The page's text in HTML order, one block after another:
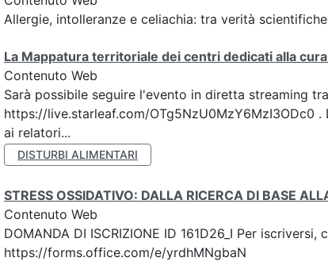
Allergie, intolleranze e celiachia: tra verità
La Mappatura territoriale dei centri dedicati alla
Contenuto Web
Sarà possibile seguire l'evento in diretta streaming
https://live.starleaf.com/OTg5NzU0MzY6MzI3ODc0
ai relatori...
DISTURBI ALIMENTARI
STRESS OSSIDATIVO: DALLA RICERCA DI BASE
Contenuto Web
DOMANDA DI ISCRIZIONE ID 161D26_I Per
https://forms.office.com/e/yrdhMNgbaN